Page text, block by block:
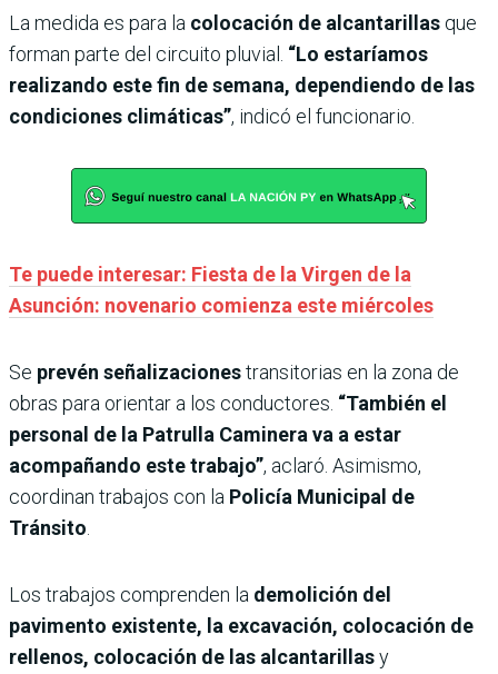
La medida es para la colocación de alcantarillas que
forman parte del circuito pluvial. “Lo estaríamos
realizando este fin de semana, dependiendo de las
condiciones climáticas”, indicó el funcionario.
Te puede interesar: Fiesta de la Virgen de la
Asunción: novenario comienza este miércoles
Se prevén señalizacionestransitorias en la zona de
obras para orientar a los conductores. “También el
personal de la Patrulla Caminera va a estar
acompañando este trabajo”, aclaró. Asimismo,
coordinan trabajos con la Policía Municipal de
Tránsito
Los trabajos comprenden la demolición del
pavimento existente, la excavación, colocación de
rellenos, colocación de las alcantarillasy